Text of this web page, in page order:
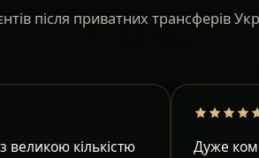
після приватних трансферів
великою кількістю
Дуже